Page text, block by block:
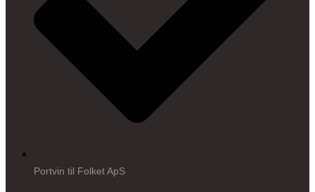
Portvin til Folket ApS